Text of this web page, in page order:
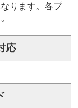
ります。各プ
応